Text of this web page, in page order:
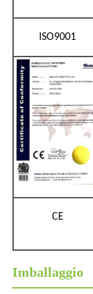
ISO9001
CE
Imballaggio